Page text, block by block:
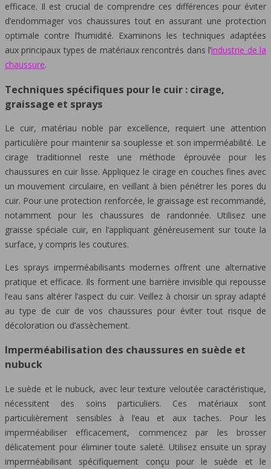
efficace. Il est crucial de comprendre ces différences pour éviter
d’endommager vos chaussures tout en assurant une protection
optimale contre l’humidité. Examinons les techniques adaptées
aux principaux types de matériaux rencontrés dans l’industrie de la
chaussure.
Techniques spécifiques pour le cuir : cirage,
graissage et sprays
Le cuir, matériau noble par excellence, requiert une attention
particulière pour maintenir sa souplesse et son imperméabilité. Le
cirage traditionnel reste une méthode éprouvée pour les
chaussures en cuir lisse. Appliquez le cirage en couches fines avec
un mouvement circulaire, en veillant à bien pénétrer les pores du
cuir. Pour une protection renforcée, le graissage est recommandé,
notamment pour les chaussures de randonnée. Utilisez une
graisse spéciale cuir, en l’appliquant généreusement sur toute la
surface, y compris les coutures.
Les sprays imperméabilisants modernes offrent une alternative
pratique et efficace. Ils forment une barrière invisible qui repousse
l’eau sans altérer l’aspect du cuir. Veillez à choisir un spray adapté
au type de cuir de vos chaussures pour éviter tout risque de
décoloration ou d’assèchement.
Imperméabilisation des chaussures en suède et
nubuck
Le suède et le nubuck, avec leur texture veloutée caractéristique,
nécessitent des soins particuliers. Ces matériaux sont
particulièrement sensibles à l’eau et aux taches. Pour les
imperméabiliser efficacement, commencez par les brosser
délicatement pour éliminer toute saleté. Utilisez ensuite un spray
imperméabilisant spécifiquement conçu pour le suède et le